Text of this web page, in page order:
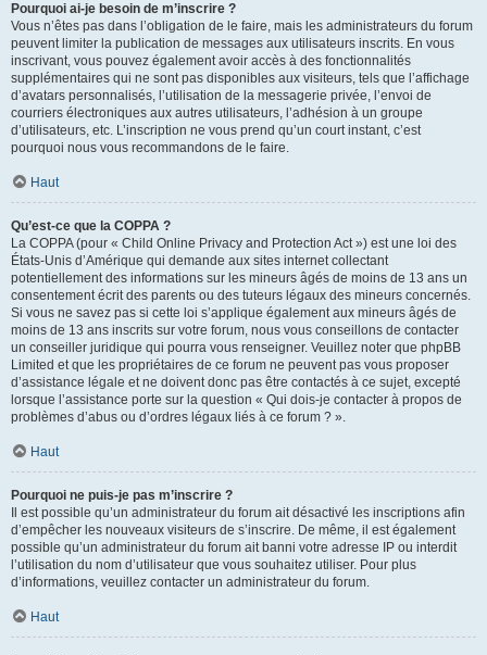
Pourquoi ai-je besoin de m’inscrire ?
Vous n’êtes pas dans l’obligation de le faire, mais les administrateurs du forum
peuvent limiter la publication de messages aux utilisateurs inscrits. En vous
inscrivant, vous pouvez également avoir accès à des fonctionnalités
supplémentaires qui ne sont pas disponibles aux visiteurs, tels que l’affichage
d’avatars personnalisés, l’utilisation de la messagerie privée, l’envoi de
courriers électroniques aux autres utilisateurs, l’adhésion à un groupe
d’utilisateurs, etc. L’inscription ne vous prend qu’un court instant, c’est
pourquoi nous vous recommandons de le faire.
Haut
Qu’est-ce que la COPPA ?
La COPPA (pour « Child Online Privacy and Protection Act ») est une loi des
États-Unis d’Amérique qui demande aux sites internet collectant
potentiellement des informations sur les mineurs âgés de moins de 13 ans un
consentement écrit des parents ou des tuteurs légaux des mineurs concernés.
Si vous ne savez pas si cette loi s’applique également aux mineurs âgés de
moins de 13 ans inscrits sur votre forum, nous vous conseillons de contacter
un conseiller juridique qui pourra vous renseigner. Veuillez noter que phpBB
Limited et que les propriétaires de ce forum ne peuvent pas vous proposer
d’assistance légale et ne doivent donc pas être contactés à ce sujet, excepté
lorsque l’assistance porte sur la question « Qui dois-je contacter à propos de
problèmes d’abus ou d’ordres légaux liés à ce forum ? ».
Haut
Pourquoi ne puis-je pas m’inscrire ?
Il est possible qu’un administrateur du forum ait désactivé les inscriptions afin
d’empêcher les nouveaux visiteurs de s’inscrire. De même, il est également
possible qu’un administrateur du forum ait banni votre adresse IP ou interdit
l’utilisation du nom d’utilisateur que vous souhaitez utiliser. Pour plus
d’informations, veuillez contacter un administrateur du forum.
Haut